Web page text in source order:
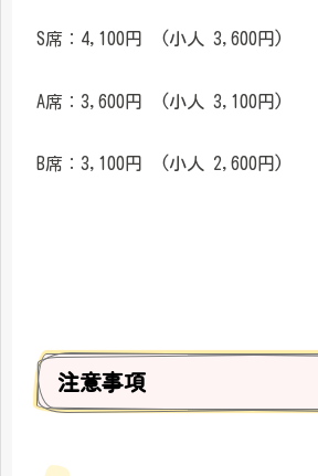
S席：4,100円 (小人 3,600円)
A席：3,600円 (小人 3,100円)
B席：3,100円 (小人 2,600円)
注意事項